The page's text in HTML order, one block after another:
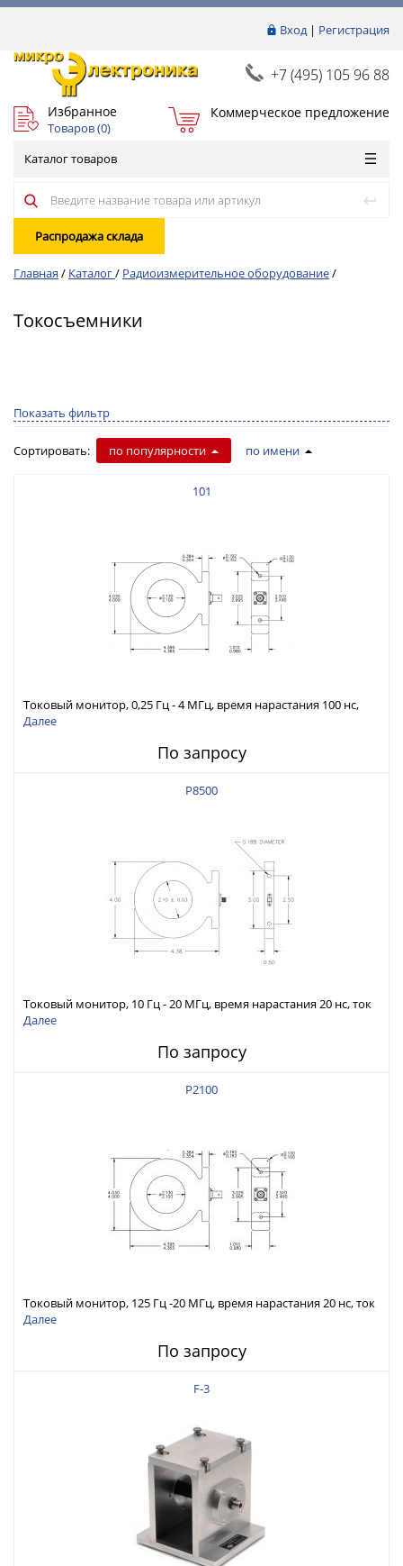
Вход| Регистрация
+7 (495) 105 96 88
Избранное
Товаров (0)
Коммерческое предложение
Каталог товаров
Распродажа склада
Главная / Каталог/ Радиоизмерительное оборудование/
Токосъемники
Показать фильтр
Сортировать: по популярности по имени
101
Токовый монитор, 0,25 Гц - 4 МГц, время нарастания 100 нс,
ток 200 А скз
Далее
По запросу
P8500
Токовый монитор, 10 Гц - 20 МГц, время нарастания 20 нс, ток
75 А скз
Далее
По запросу
P2100
Токовый монитор, 125 Гц -20 МГц, время нарастания 20 нс, ток
7,5 А скз
Далее
По запросу
F-3